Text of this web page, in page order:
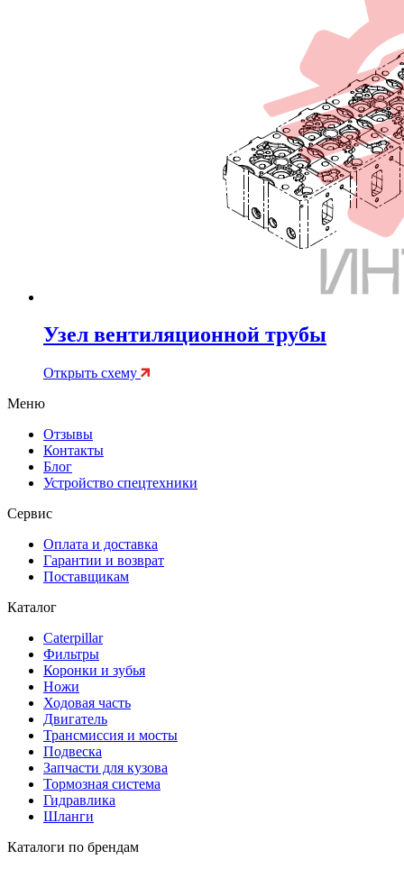
Узел вентиляционной трубы
Открыть схему
Меню
Отзывы
Контакты
Блог
Устройство спецтехники
Сервис
Оплата и доставка
Гарантии и возврат
Поставщикам
Каталог
Caterpillar
Фильтры
Коронки и зубья
Ножи
Ходовая часть
Двигатель
Трансмиссия и мосты
Подвеска
Запчасти для кузова
Тормозная система
Гидравлика
Шланги
Каталоги по брендам